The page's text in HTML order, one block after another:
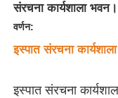
संरचना कार्यशाला भवन।
वर्णन:
इस्पात संरचना
इस्पात संरचना